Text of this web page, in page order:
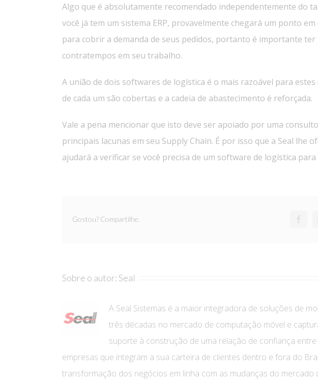
Algo que é absolutamente recomendado independentemente do
você já tem um sistema ERP, provavelmente chegará um ponto
para cobrir a demanda de seus pedidos, portanto é importante ter
contratempos em seu trabalho.
A união de dois softwares de logística é o mais razoável para
de cada um são cobertas e a cadeia de abastecimento é reforçada.
Vale a pena mencionar que isto deve ser apoiado por uma
principais lacunas em seu Supply Chain. É por isso que a Seal lhe
ajudará a verificar se você precisa de um software de logística
Gostou? Compartilhe.
Sobre o autor:Seal
A Seal Sistemas é a maior integradora de soluções de
três décadas no mercado de computação móvel e
suporte à construção de uma relação de confiança
empresas que integram a sua carteira de clientes dentro e fora do
transformação dos negócios em linha com as mudanças do mercado